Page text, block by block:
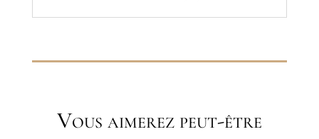
Vous aimerez peut-être